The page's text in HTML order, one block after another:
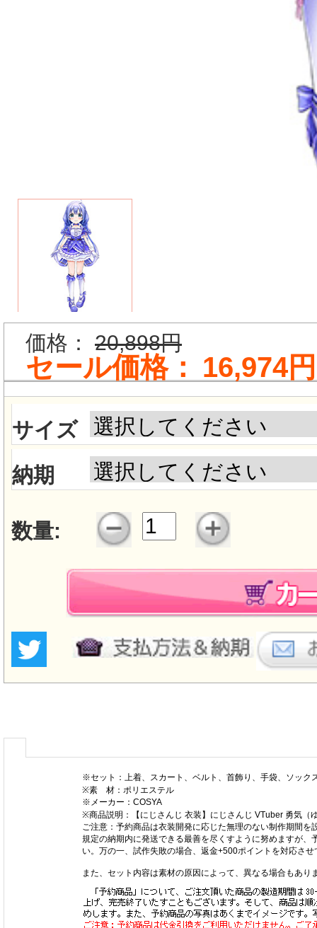
価格： 20,898円
セール価格： 16,974円
サイズ
納期
数量:
※セット：上着、スカート、ベルト、首飾り、手袋、ソック
※素 材：ポリエステル
※メーカー：COSYA
※商品説明：【にじさんじ 衣装】にじさんじ VTuber 勇気（
ご注意：予約商品は衣装開発に応じた無理のない制作期間
規定の納期内に発送できる最善を尽くすように努めますが
い。万の一、試作失敗の場合、返金+500ポイントを対応さ
また、セット内容は素材の原因によって、異なる場合もあり